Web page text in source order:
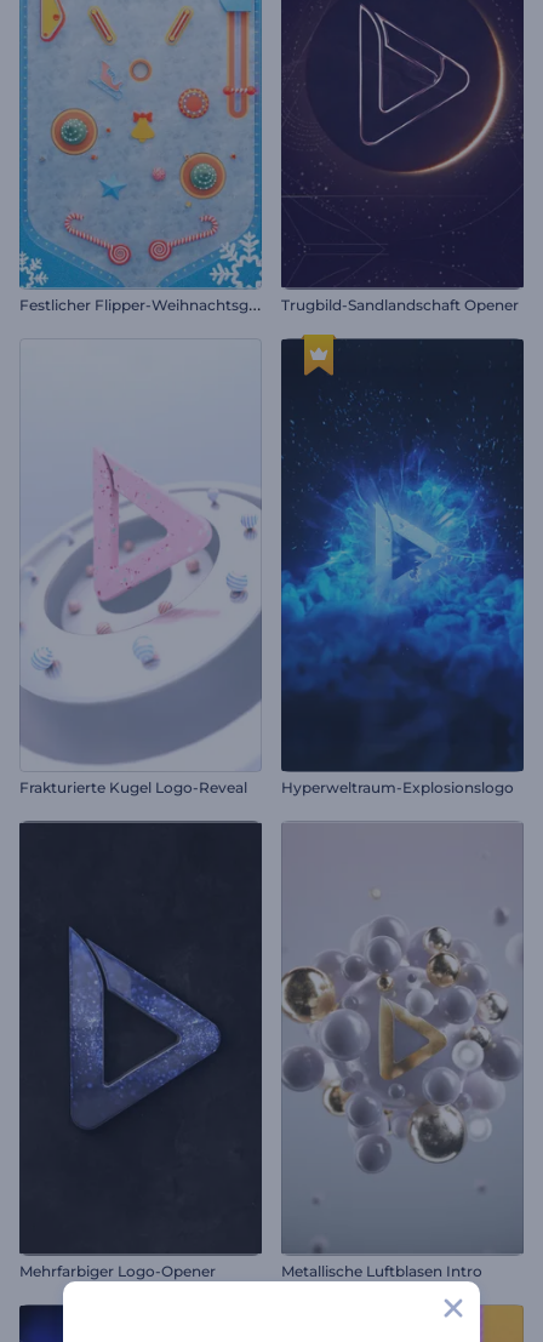
F
estlicher Flipper-Weihnachtsgruß Trugbild-Sandlandschaft Opener
Frakturierte Kugel Logo-Reveal Hyperweltraum-Explosionslogo
Mehrfarbiger Logo-Opener Metallische Luftblasen Intro